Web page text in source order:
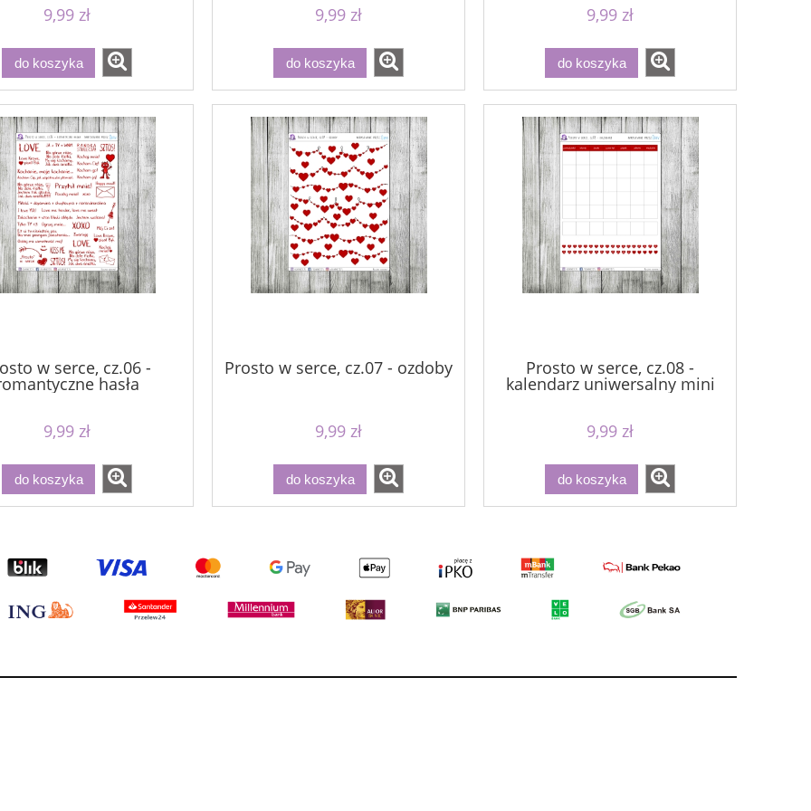
9,99 zł
do koszyka
9,99 zł
do koszyka
9,99 zł
do koszyka
w serce, cz.06 -
hasła
9,99 zł
do koszyka
Prosto w serce, cz.07 - ozdoby
9,99 zł
do koszyka
Prosto w serce, cz.08 -
kalendarz uniwersalny mini
9,99 zł
do koszyka